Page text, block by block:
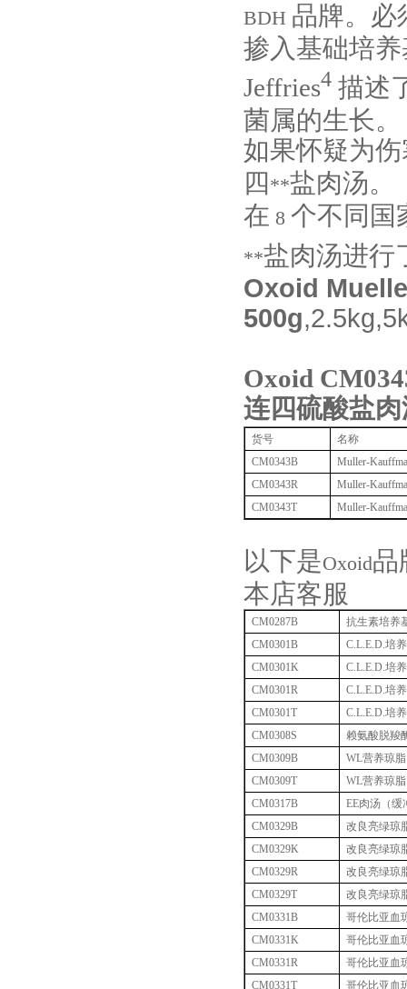
BDH 品牌。必
掺入基础培
Jeffries4 描述
菌属的生长。
如果怀疑为
四**盐肉汤。
在 8 个不同国
**盐肉汤进行
Oxoid
500g
Oxoid
连四硫酸盐
货号
名称
CM0343B
Muller-
CM0343R
Muller-
CM0343T
Muller-
以下是Oxoid品
本店客服
CM0287B
抗生素培养
CM0301B
C.L.E.D. 培
CM0301K
C.L.E.D. 培
CM0301R
C.L.E.D. 培
CM0301T
C.L.E.D. 培
CM0308S
赖氨酸脱羧
CM0309B
WL营养琼
CM0309T
WL营养琼
CM0317B
EE肉汤（缓
CM0329B
改良亮绿琼
CM0329K
改良亮绿琼
CM0329R
改良亮绿琼
CM0329T
改良亮绿琼
CM0331B
哥伦比亚血
CM0331K
哥伦比亚血
CM0331R
哥伦比亚血
CM0331T
哥伦比亚血